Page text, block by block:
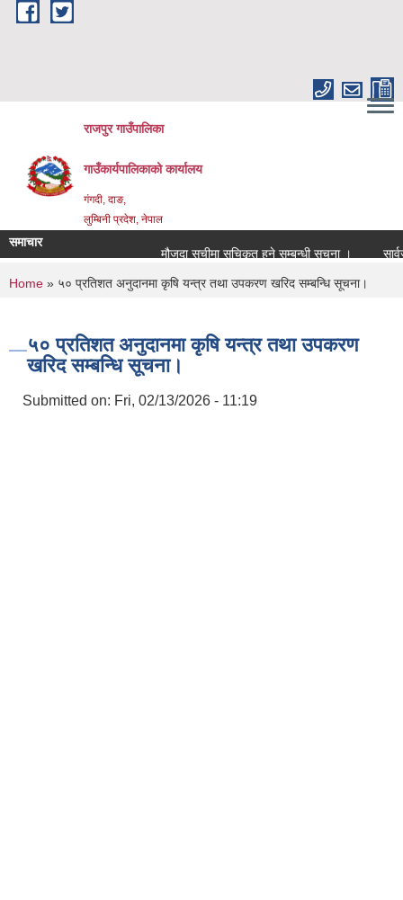
Skip to main content
राजपुर गाउँपालिका
गाउँकार्यपालिकाको कार्यालय
गंगदी, दाङ,
लुम्बिनी प्रदेश, नेपाल
समाचार
मौजुदा सूचीमा सुचिकृत हुने सम्बन्धी सूचना ।
You are here
Home » ५० प्रतिशत अनुदानमा कृषि यन्त्र तथा उपकरण खरिद सम्बन्धि सूचना।
५० प्रतिशत अनुदानमा कृषि यन्त्र तथा उपकरण
खरिद सम्बन्धि सूचना।
Submitted on: Fri, 02/13/2026 - 11:19